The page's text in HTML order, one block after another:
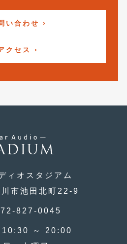
い合わせ ›
クセス ›
ィオスタジアム
市池田北町22-9
827-0045
10:30 ～ 20:00